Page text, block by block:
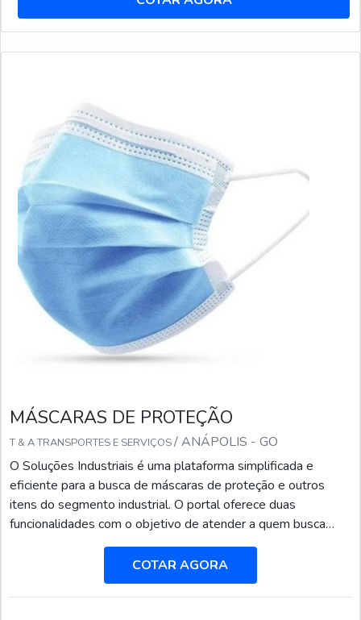
MÁSCARAS DE PROTEÇÃO
T & A TRANSPORTES E SERVIÇOS/ ANÁPOLIS - GO
O Soluções Industriais é uma plataforma simplificada e
eficiente para a busca de máscaras de proteção e outros
itens do segmento industrial. O portal oferece duas
funcionalidades com o objetivo de atender a quem busca
produtos e serviços dentro do segmento industrial ou
empresas com interesse na divulgação de seus produtos e
serviços de forma centralizada e ágil.A plataforma oferece
uma vasta variedade de materiais como máscaras de prot...
COTAR AGORA